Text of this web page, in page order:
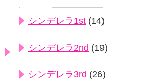
シンデレラ1st (14)
シンデレラ2nd (19)
シンデレラ3rd (26)